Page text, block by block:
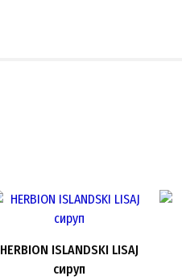
HERBION ISLANDSKI LISAJ
сируп